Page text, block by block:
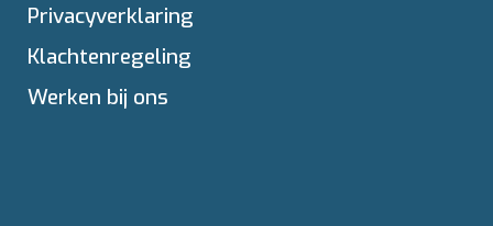
Privacyverklaring
Klachtenregeling
Werken bij ons